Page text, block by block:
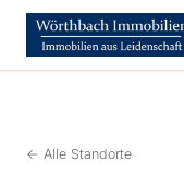
← Alle Standorte